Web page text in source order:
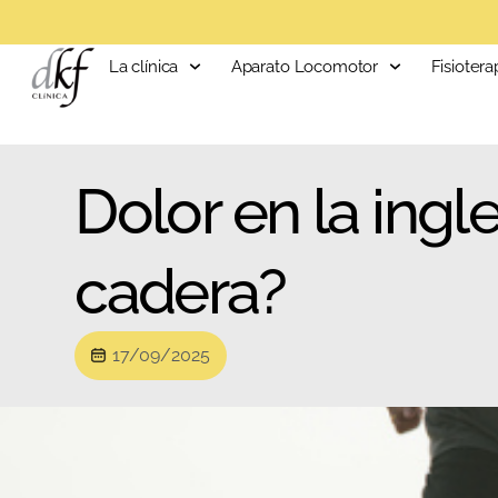
La clínica Aparato Locomotor
Dolor en la
cadera?
17/09/2025